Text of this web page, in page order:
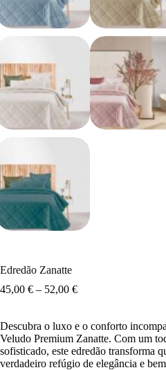
Edredão Zanatte
45,00 € – 52,00 €
Descubra o luxo e o conforto
Veludo Premium Zanatte. Com um
sofisticado, este edredão transforma
verdadeiro refúgio de elegância e